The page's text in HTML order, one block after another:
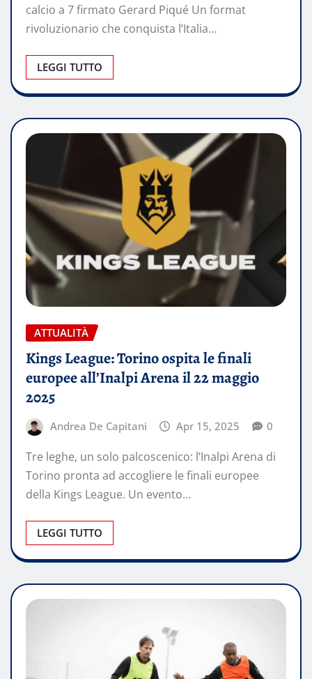
calcio a 7 firmato Gerard Piqué Un format
rivoluzionario che conquista l’Italia…
LEGGI TUTTO
ATTUALITÀ
Kings League: Torino ospita le finali
europee all’Inalpi Arena il 22 maggio
2025
Andrea De Capitani Apr 15, 2025 0
Tre leghe, un solo palcoscenico: l’Inalpi Arena di
Torino pronta ad accogliere le finali europee
della Kings League. Un evento…
LEGGI TUTTO